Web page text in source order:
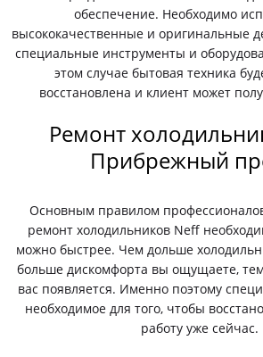
обеспечение. Необходимо
высококачественные и оригинальные
специальные инструменты и
этом случае бытовая техника
восстановлена и клиент может
Ремонт
Прибрежный
Основным правилом
ремонт холодильников Neff
можно быстрее. Чем дольше
больше дискомфорта вы ощущаете,
вас появляется. Именно поэтому
необходимое для того, чтобы
работу уже сейчас.